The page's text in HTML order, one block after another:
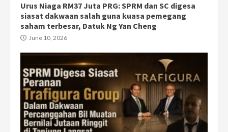
Urus Niaga RM37 Juta PRG: SPRM dan SC digesa
siasat dakwaan salah guna kuasa pemegang
saham terbesar, Datuk Ng Yan Cheng
June 10, 2026